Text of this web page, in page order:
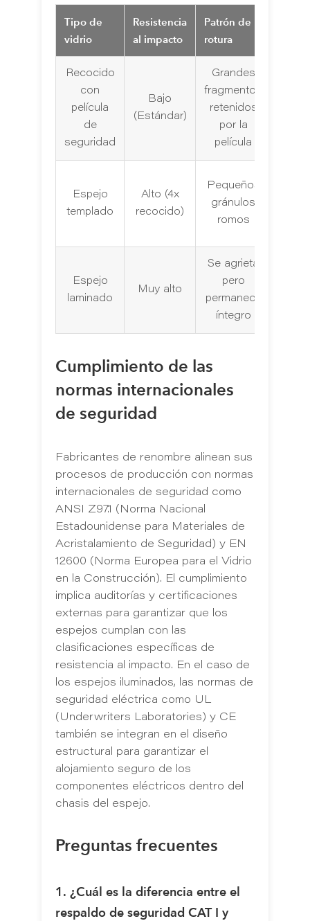
Tipo de
vidrio
Resistencia
al impacto
Patrón de
rotura
Recocido
con
película
de
seguridad
Bajo
(Estándar)
Grandes
fragmentos
retenidos
por la
película
Espejo
templado
Alto (4x
recocido)
Pequeños
gránulos
romos
Espejo
laminado
Muy alto
Se agrieta
pero
permanece
íntegro
Cumplimiento de las
normas internacionales
de seguridad
Fabricantes de renombre alinean sus
procesos de producción con normas
internacionales de seguridad como
ANSI Z97.1 (Norma Nacional
Estadounidense para Materiales de
Acristalamiento de Seguridad) y EN
12600 (Norma Europea para el Vidrio
en la Construcción). El cumplimiento
implica auditorías y certificaciones
externas para garantizar que los
espejos cumplan con las
clasificaciones específicas de
resistencia al impacto. En el caso de
los espejos iluminados, las normas de
seguridad eléctrica como UL
(Underwriters Laboratories) y CE
también se integran en el diseño
estructural para garantizar el
alojamiento seguro de los
componentes eléctricos dentro del
chasis del espejo.
Preguntas frecuentes
1. ¿Cuál es la diferencia entre el
respaldo de seguridad CAT I y